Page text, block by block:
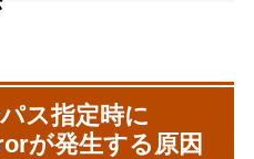
ス指定時に
が発生する原因